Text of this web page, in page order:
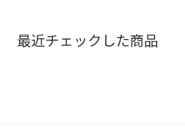
最近チェックした商品